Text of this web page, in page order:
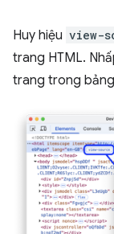
Huy hiệu view-
trang HTML.
trang trong